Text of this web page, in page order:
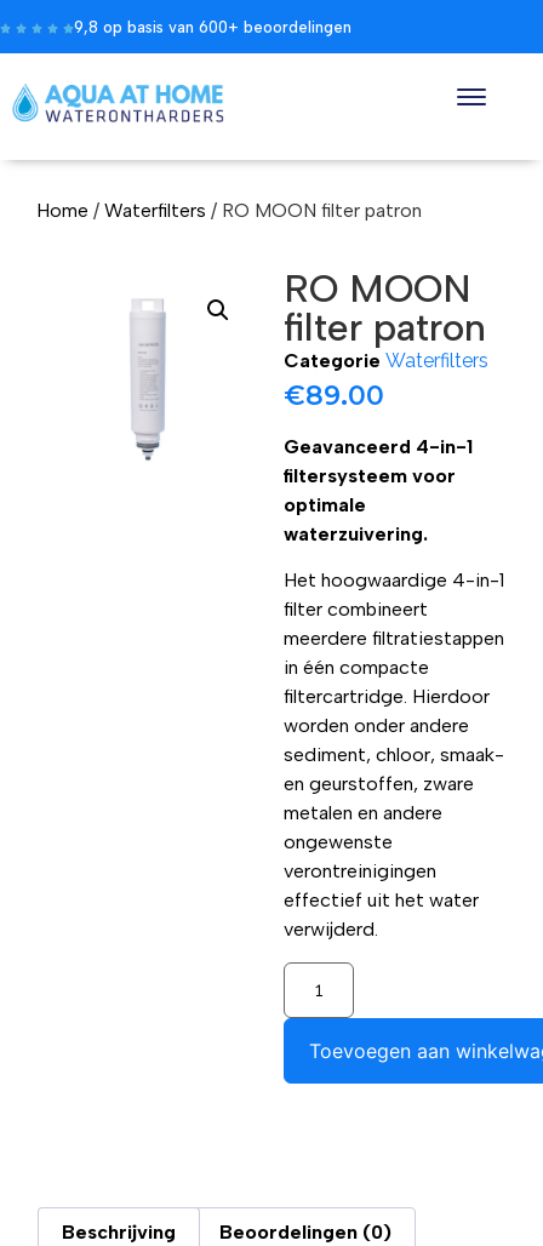
9,8 op basis van 600+ beoordelingen
Home / Waterfilters / RO MOON filter patron
RO MOON
filter patron
Categorie Waterfilters
€89.00
Geavanceerd 4-in-1
filtersysteem voor
optimale
waterzuivering.
Het hoogwaardige 4-in-1
filter combineert
meerdere filtratiestappen
in één compacte
filtercartridge. Hierdoor
worden onder andere
sediment, chloor, smaak-
en geurstoffen, zware
metalen en andere
ongewenste
verontreinigingen
effectief uit het water
verwijderd.
Toevoegen aan
Beschrijving Beoordelingen (0)